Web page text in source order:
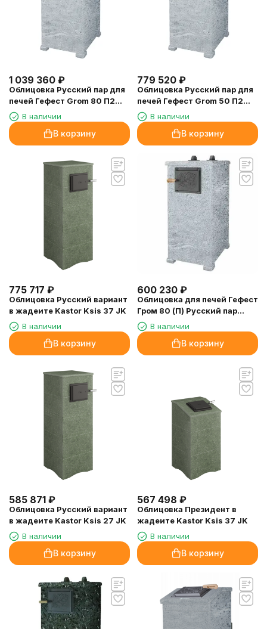
1 039 360 ₽
Облицовка Русский пар для
печей Гефест Grom 80 П2
Талькомагнезит (2400/60)
В наличии
В корзину
779 520 ₽
Облицовка Русский пар для
печей Гефест Grom 50 П2
Талькомагнезит (1620/60)
В наличии
В корзину
775 717 ₽
Облицовка Русский вариант
в жадеите Kastor Ksis 37 JK
В наличии
В корзину
600 230 ₽
Облицовка для печей Гефест
Гром 80 (П) Русский пар
Талькомагнезит, высота
1860/60
В наличии
В корзину
585 871 ₽
Облицовка Русский вариант
в жадеите Kastor Ksis 27 JK
В наличии
В корзину
567 498 ₽
Облицовка Президент в
жадеите Kastor Ksis 37 JK
В наличии
В корзину